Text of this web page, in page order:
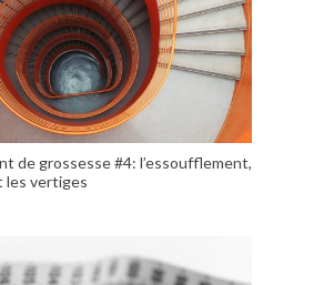
de grossesse #4: l’essoufflement,
les vertiges